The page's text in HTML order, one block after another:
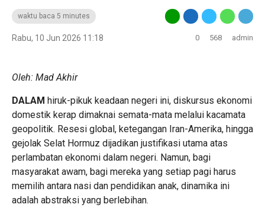
waktu baca 5 minutes
Rabu, 10 Jun 2026 11:18 0 568 admin
Oleh: Mad Akhir
DALAM hiruk-pikuk keadaan negeri ini, diskursus ekonomi
domestik kerap dimaknai semata-mata melalui kacamata
geopolitik. Resesi global, ketegangan Iran-Amerika, hingga
gejolak Selat Hormuz dijadikan justifikasi utama atas
perlambatan ekonomi dalam negeri. Namun, bagi
masyarakat awam, bagi mereka yang setiap pagi harus
memilih antara nasi dan pendidikan anak, dinamika ini
adalah abstraksi yang berlebihan.